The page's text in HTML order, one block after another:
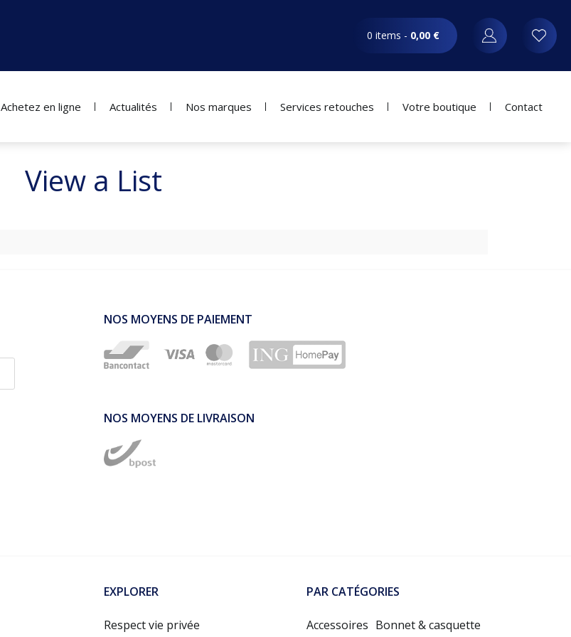
0 items - 0,00 €
Achetez en ligne Actualités Nos marques Services retouches Votre boutique Contact
View a List
NOS MOYENS DE PAIEMENT
NOS MOYENS DE LIVRAISON
EXPLORER
Respect vie privée
PAR CATÉGORIES
Accessoires Bonnet & casquette